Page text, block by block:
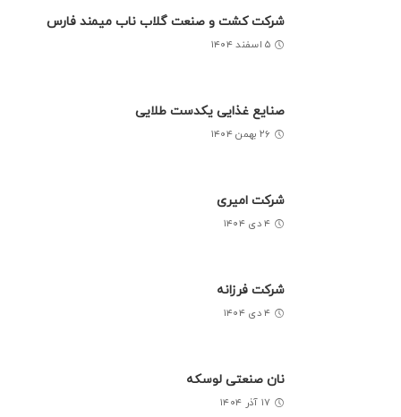
شرکت کشت و صنعت گلاب ناب میمند فارس
۵ اسفند ۱۴۰۴
صنایع غذایی یکدست طلایی
۲۶ بهمن ۱۴۰۴
شرکت امیری
۴ دی ۱۴۰۴
شرکت فرزانه
۴ دی ۱۴۰۴
نان صنعتی لوسکه
۱۷ آذر ۱۴۰۴